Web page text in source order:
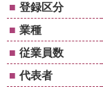
■ 登録区分
■ 業種
■ 従業員数
■ 代表者